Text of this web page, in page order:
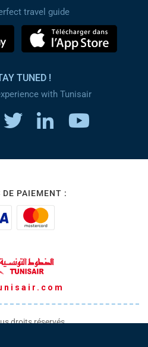
travel guide
TUNED !
with Tunisair
DE PAIEMENT :
droits réservés